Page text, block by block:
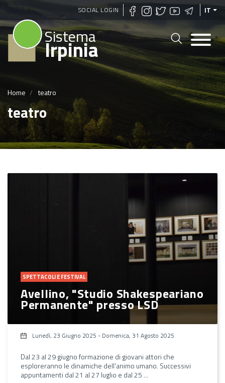
Salta
al
contenuto
principale
SOCIAL LOGIN IT
Sistema
Irpinia
Home teatro
teatro
SPETTACOLI E FESTIVAL
Avellino, "Studio Shakespeariano
Permanente" presso LSD
Lunedì, 23 Giugno 2025 - Domenica, 31 Agosto 2025
Dal 23 al 29 giugno formazione di giovani attori che
esploreranno le dinamiche dell'animo umano. Successivi
appuntamenti dal 21 al 27 luglio e dal 25 ...